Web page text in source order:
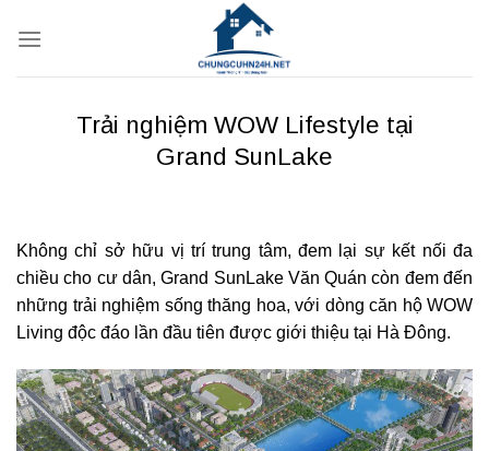
qua
Trải nghiệm WOW Lifestyle tại
Grand SunLake
Không chỉ sở hữu vị trí trung tâm, đem lại sự kết nối đa
chiều cho cư dân, Grand SunLake Văn Quán còn đem đến
những trải nghiệm sống thăng hoa, với dòng căn hộ WOW
Living độc đáo lần đầu tiên được giới thiệu tại Hà Đông.